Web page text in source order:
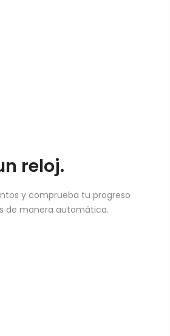
reloj.
y comprueba tu progreso
de manera automática.